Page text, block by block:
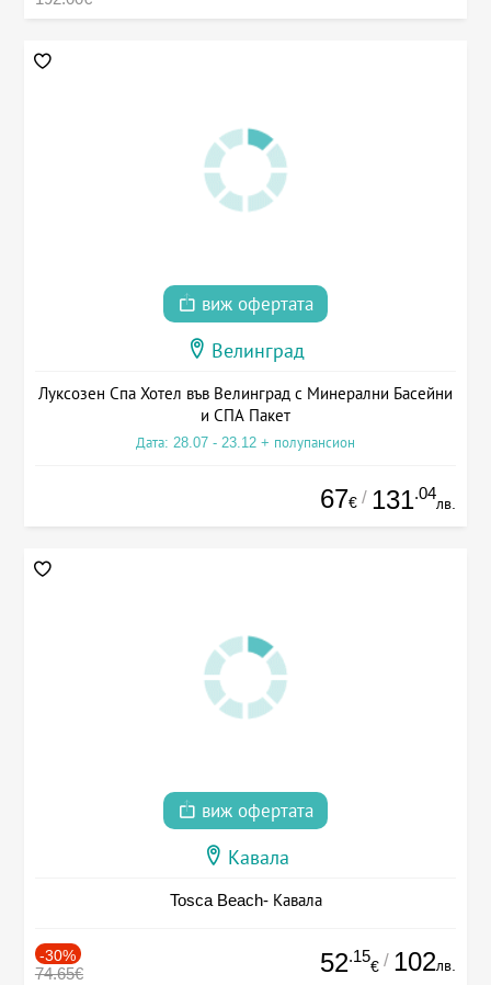
виж офертата
Велинград
Луксозен Спа Хотел във Велинград с Минерални Басейни
и СПА Пакет
Дата: 28.07 - 23.12 + полупансион
67€ / 131.04
лв.
виж офертата
Кавала
Tosca Beach- Кавала
-30%
74.65€ 52.15
€ / 102лв.